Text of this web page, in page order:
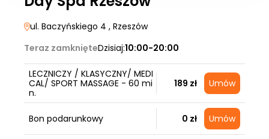
ul. Baczyńskiego 4 , Rzeszów
Teraz zamknięteDzisiaj:10:00-20:00
LECZNICZY / KLASYCZNY/ MEDI
CAL/ SPORT MASSAGE - 60 mi
n.
189 zł Umów
Bon podarunkowy 0 zł Umów